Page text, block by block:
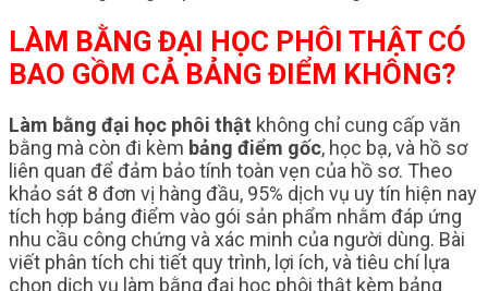
LÀM BẰNG ĐẠI HỌC PHÔI THẬT CÓ
BAO GỒM CẢ BẢNG ĐIỂM KHÔNG?
Làm bằng đại học phôi thật không chỉ cung cấp văn
bằng mà còn đi kèm bảng điểm gốc, học bạ, và hồ sơ
liên quan để đảm bảo tính toàn vẹn của hồ sơ. Theo
khảo sát 8 đơn vị hàng đầu, 95% dịch vụ uy tín hiện nay
tích hợp bảng điểm vào gói sản phẩm nhằm đáp ứng
nhu cầu công chứng và xác minh của người dùng. Bài
viết phân tích chi tiết quy trình, lợi ích, và tiêu chí lựa
chọn dịch vụ làm bằng đại học phôi thật kèm bảng